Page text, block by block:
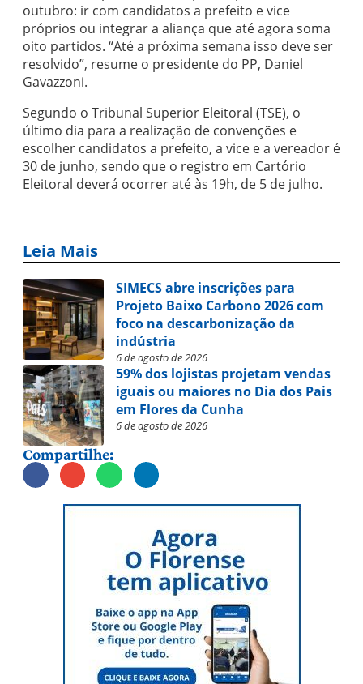
outubro: ir com candidatos a prefeito e vice
próprios ou integrar a aliança que até agora soma
oito partidos. “Até a próxima semana isso deve ser
resolvido”, resume o presidente do PP, Daniel
Gavazzoni.
Segundo o Tribunal Superior Eleitoral (TSE), o
último dia para a realização de convenções e
escolher candidatos a prefeito, a vice e a vereador é
30 de junho, sendo que o registro em Cartório
Eleitoral deverá ocorrer até às 19h, de 5 de julho.
Leia Mais
SIMECS abre inscrições para
Projeto Baixo Carbono 2026 com
foco na descarbonização da
indústria
6 de agosto de 2026
59% dos lojistas projetam vendas
iguais ou maiores no Dia dos Pais
em Flores da Cunha
6 de agosto de 2026
Compartilhe: